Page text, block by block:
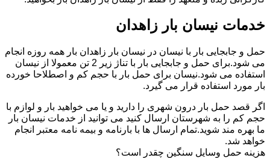
خدمات نیسان بار زاهدان
حمل و جابجایی بار با نیسان در نیسان بار زاهدان بار همه روزه انجام
می شود.برای حمل و جابجایی بار با تناژ زیر 2 تن معمولا از نیسان
استفاده می شود.نیسان برای حمل بار با حجم کم و اصطلاحا خورده
بار مورد استفاده قرار می گیرد.
اگر قصد حمل بار درون شهری را دارید و یا می خواهید بار و لوازم با
حجم کم را به شهرستان ارسال کنید می توانید از خدمات نیسان بار
ما بهره مند شوید.تمام ارسال ها با بارنامه و بیمه نامه معتبر انجام
خواهد شد.
هزینه حمل وسایل سنگین چقدر است؟